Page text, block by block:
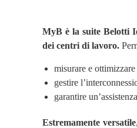
MyB è la suite Belotti
dei centri di lavoro.
misurare e
gestire
garantire
Estremamente versatile